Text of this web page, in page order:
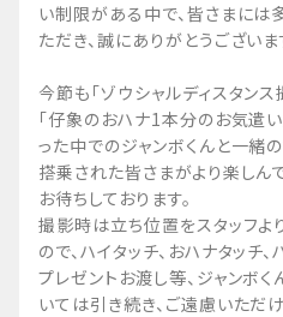
い制限がある中で、皆さまに
ただき、誠にありがとうございま
今節も「ゾウシャルディスタン
「仔象のおハナ1本分のお気遣
った中でのジャンボくんと一緒
搭乗された皆さまがより楽しん
お待ちしております。
撮影時は立ち位置をスタッフよ
ので、ハイタッチ、おハナタッチ
プレゼントお渡し等、ジャンボ
いては引き続き、ご遠慮いただ